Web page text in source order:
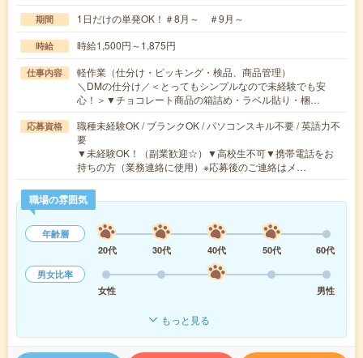
期間 1日だけの単発OK！＃8月～ ＃9月～
時給 時給1,500円～1,875円
仕事内容
軽作業（仕分け・ピッキング・検品、商品管理）
＼DMの仕分け／＜とってもシンプルなので未経験でも安
心！＞▼チョコレート商品の箱詰め・ラベル貼り・梱…
応募資格
職種未経験OK / ブランクOK / パソコンスキル不要 / 英語力不
要
▼未経験OK！（副業歓迎☆）▼高校生不可▼携帯電話をお
持ちの方（業務連絡に使用）※応募後のご連絡はメ…
職場の雰囲気
年齢層
20代
30代 40代 50代
60代
男女比率
女性
男性
もっと見る